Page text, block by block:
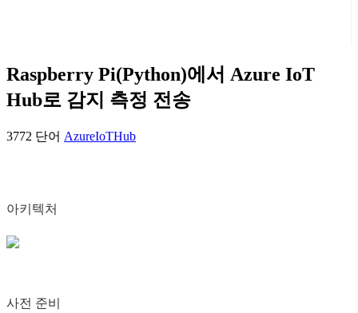
Raspberry Pi(Python)에서 Azure IoT
Hub로 감지 측정 전송
3772 단어 AzureIoTHub
아키텍처
사전 준비